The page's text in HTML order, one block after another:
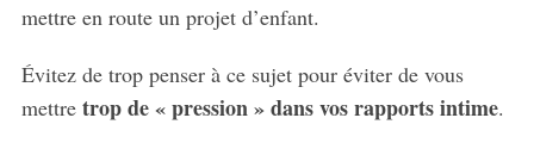
mettre en route un projet d’enfant.
Évitez de trop penser à ce sujet pour éviter de vous
mettre trop de « pression » dans vos rapports intime.